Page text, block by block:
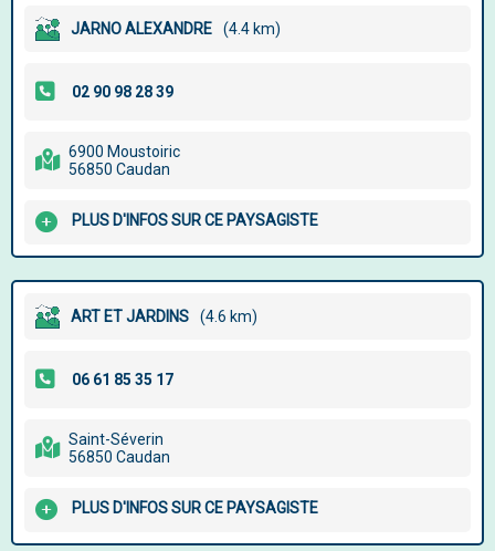
JARNO ALEXANDRE (4.4 km)
6900 Moustoiric
56850 Caudan
PLUS D'INFOS SUR CE PAYSAGISTE
ART ET JARDINS (4.6 km)
Saint-Séverin
56850 Caudan
PLUS D'INFOS SUR CE PAYSAGISTE